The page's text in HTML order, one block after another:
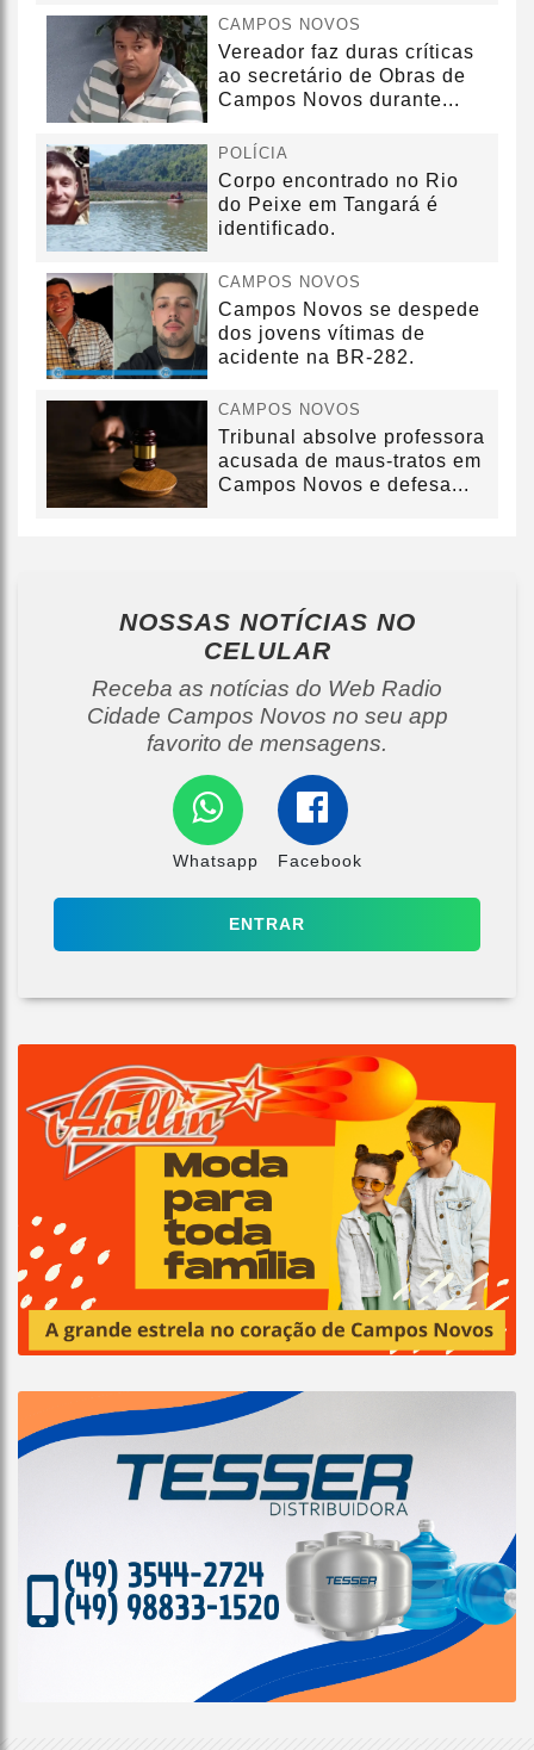
CAMPOS NOVOS
Vereador faz duras críticas
ao secretário de Obras de
Campos Novos durante...
POLÍCIA
Corpo encontrado no Rio
do Peixe em Tangará é
identificado.
CAMPOS NOVOS
Campos Novos se despede
dos jovens vítimas de
acidente na BR-282.
CAMPOS NOVOS
Tribunal absolve professora
acusada de maus-tratos em
Campos Novos e defesa...
NOSSAS NOTÍCIAS NO
CELULAR
Receba as notícias do Web Radio
Cidade Campos Novos no seu app
favorito de mensagens.
Whatsapp Facebook
ENTRAR